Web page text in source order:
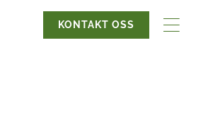
KONTAKT OSS